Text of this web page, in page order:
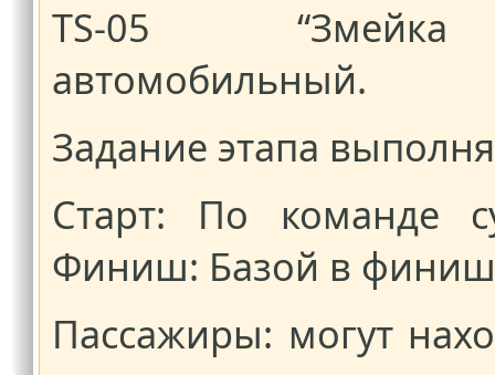
TS-05 “Змейка
автомобильный.
Задание этапа
Старт: По команде
Финиш: Базой в
Пассажиры: могут